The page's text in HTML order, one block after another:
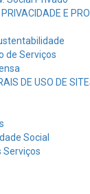
E
de Serviços
DE USO DE
Social
Serviços